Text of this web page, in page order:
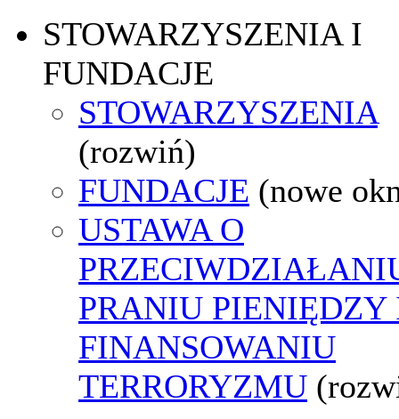
STOWARZYSZENIA I
FUNDACJE
STOWARZYSZENIA
(rozwiń)
FUNDACJE (nowe
USTAWA O
PRANIU PIENIĘDZY
FINANSOWANIU
TERRORYZMU